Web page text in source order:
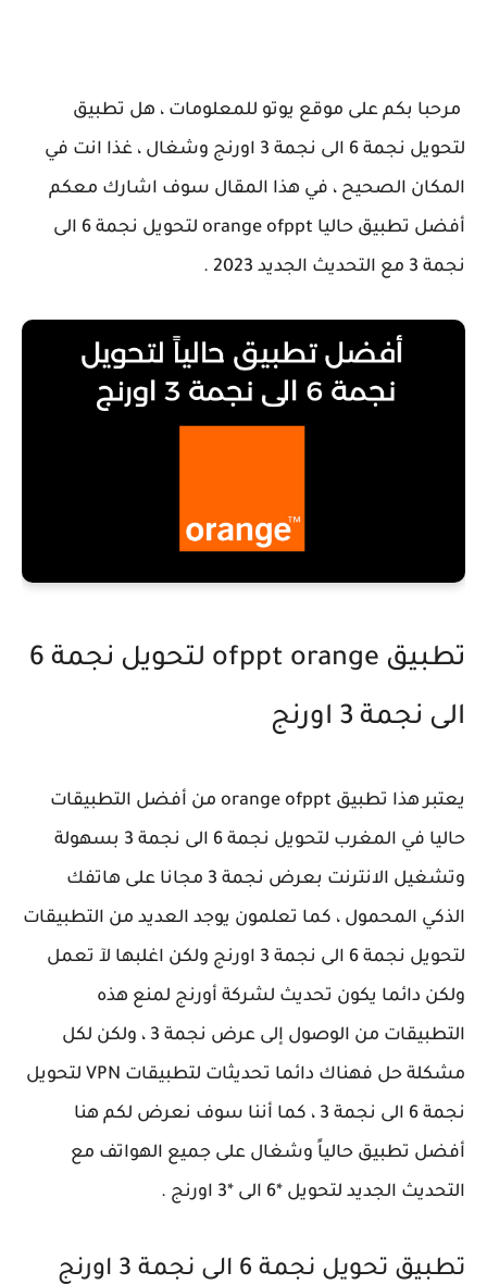
مرحبا بكم على موقع يوتو للمعلومات ، هل تطبيق
لتحويل نجمة 6 الى نجمة 3 اورنج وشغال ، غذا انت في
المكان الصحيح ، في هذا المقال سوف اشارك معكم
أفضل تطبيق حاليا orange ofppt لتحويل نجمة 6 الى
نجمة 3 مع التحديث الجديد 2023 .
تطبيق ofppt orange لتحويل نجمة 6
الى نجمة 3 اورنج
يعتبر هذا تطبيق orange ofppt من أفضل التطبيقات
حاليا في المغرب لتحويل نجمة 6 الى نجمة 3 بسهولة
وتشغيل الانترنت بعرض نجمة 3 مجانا على هاتفك
الذكي المحمول ، كما تعلمون يوجد العديد من التطبيقات
لتحويل نجمة 6 الى نجمة 3 اورنج ولكن اغلبها لآ تعمل
ولكن دائما يكون تحديث لشركة أورنج لمنع هذه
التطبيقات من الوصول إلى عرض نجمة 3 ، ولكن لكل
مشكلة حل فهناك دائما تحديثات لتطبيقات VPN لتحويل
نجمة 6 الى نجمة 3 ، كما أننا سوف نعرض لكم هنا
أفضل تطبيق حالياً وشغال على جميع الهواتف مع
التحديث الجديد لتحويل *6 الى *3 اورنج .
تطبيق تحويل نجمة 6 الى نجمة 3 اورنج